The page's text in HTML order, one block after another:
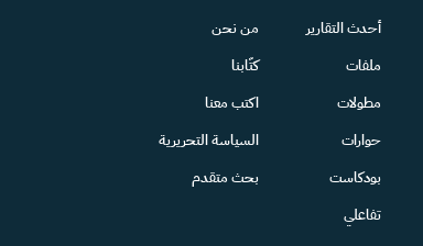
أحدث التقارير
ملفات
مطولات
حوارات
بودكاست
تفاعلي
من نحن
كتّابنا
اكتب معنا
السياسة التحريرية
بحث متقدم